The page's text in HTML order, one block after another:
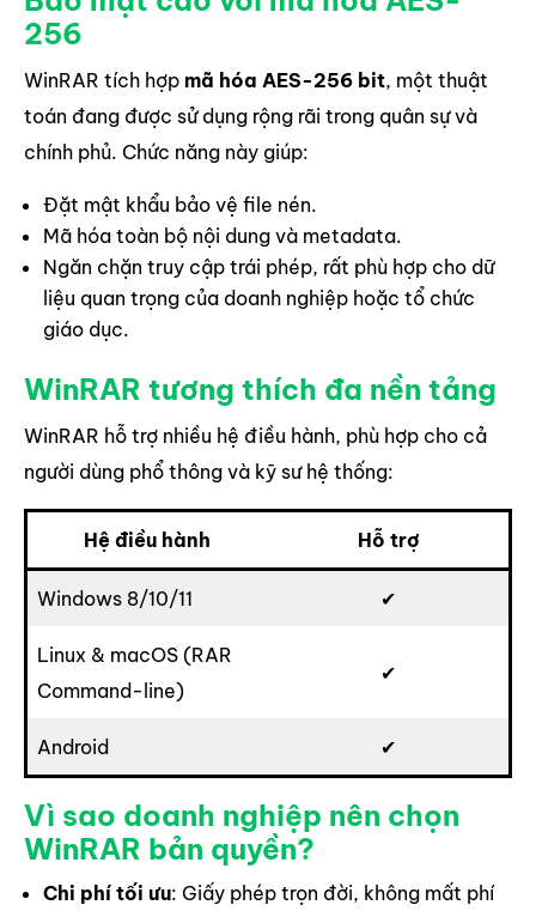
256
WinRAR tích hợp mã hóa AES-256 bit, một thuật
toán đang được sử dụng rộng rãi trong quân sự và
chính phủ. Chức năng này giúp:
Đặt mật khẩu bảo vệ file nén.
Mã hóa toàn bộ nội dung và metadata.
Ngăn chặn truy cập trái phép, rất phù hợp cho dữ
liệu quan trọng của doanh nghiệp hoặc tổ chức
giáo dục.
WinRAR tương thích đa nền tảng
WinRAR hỗ trợ nhiều hệ điều hành, phù hợp cho cả
người dùng phổ thông và kỹ sư hệ thống:
Hệ điều hành Hỗ trợ
Windows 8/10/11 ✔
Linux & macOS (RAR
Command-line)
✔
Android ✔
Vì sao doanh nghiệp nên chọn
WinRAR bản quyền?
Chi phí tối ưu: Giấy phép trọn đời, không mất phí